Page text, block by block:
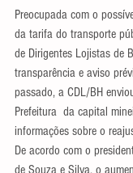
Preocupada com o
da tarifa do transporte
de Dirigentes Lojistas de
transparência e aviso
passado, a CDL/BH
Prefeitura  da capital
informações sobre o
De acordo com o
de Souza e Silva, o